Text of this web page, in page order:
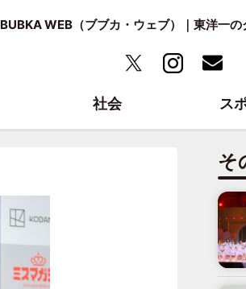
BUBKA WEB（ブブカ・ウェブ）｜東洋一
そ
社会 ス